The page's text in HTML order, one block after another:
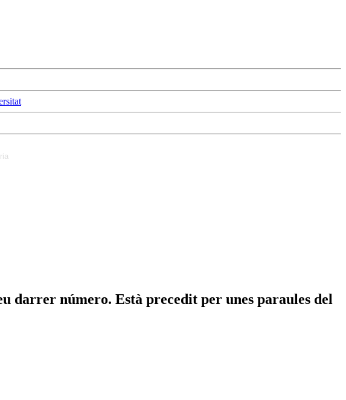
darrer número. Està precedit per unes paraules del